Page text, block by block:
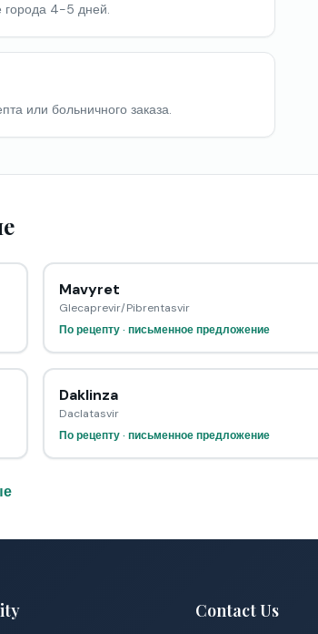
города 4-5 дней.
или больничного заказа.
Mavyret
Glecaprevir/Pibrentasvir
По рецепту · письменное предложение
Daklinza
Daclatasvir
По рецепту · письменное предложение
Contact Us